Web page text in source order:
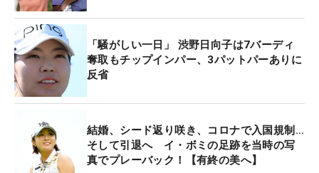
今大会が開催されるチージョン・ガーデンGC（中
国）は初めて来たという。「まだ回っていないんで
すけど、コースもキレイですし、すごい楽しみで
す」と明るい声で話した。インタビュアーに中国で
楽しみなことはないかと問われた渋野は「本場の中
華料理を楽しみにしていますね。デザートとかあま
りイメージはないので、そういうのも気になったり
しています」と答えた。
「騒がしい一日」 渋野日向子は7バーディ
奪取もチップインパー、3パットパーありに
反省
結婚、シード返り咲き、コロナで入国規制…
そして引退へ イ・ボミの足跡を当時の写
真でプレーバック！【有終の美へ】